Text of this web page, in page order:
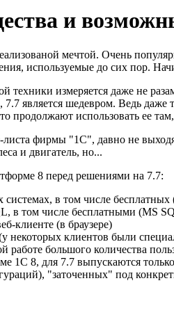
и
мечтой. Очень
используемые до сих пор.
техники измеряется даже не
является шедевром. Ведь
продолжают использовать ее
листа фирмы "1С", давно не
и двигатель, но...
8 перед решениями на 7.7:
в том числе
в том числе бесплатными (MS
клиенте (в браузере)
некоторых клиентов были
большого количества
1С 8, для 7.7 выпускаются
"заточенных" под